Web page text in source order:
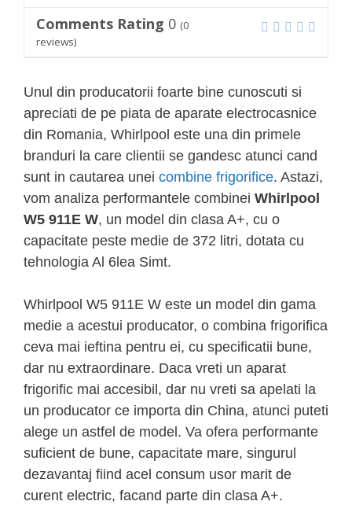
Comments Rating 0 (0
reviews)
Unul din producatorii foarte bine cunoscuti si
apreciati de pe piata de aparate electrocasnice
din Romania, Whirlpool este una din primele
branduri la care clientii se gandesc atunci cand
sunt in cautarea unei combine frigorifice. Astazi,
vom analiza performantele combinei Whirlpool
W5 911E W, un model din clasa A+, cu o
capacitate peste medie de 372 litri, dotata cu
tehnologia Al 6lea Simt.
Whirlpool W5 911E W este un model din gama
medie a acestui producator, o combina frigorifica
ceva mai ieftina pentru ei, cu specificatii bune,
dar nu extraordinare. Daca vreti un aparat
frigorific mai accesibil, dar nu vreti sa apelati la
un producator ce importa din China, atunci puteti
alege un astfel de model. Va ofera performante
suficient de bune, capacitate mare, singurul
dezavantaj fiind acel consum usor marit de
curent electric, facand parte din clasa A+.